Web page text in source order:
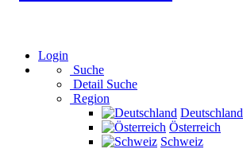
Login
Suche
Detail Suche
Region
Deutschland
Österreich
Schweiz